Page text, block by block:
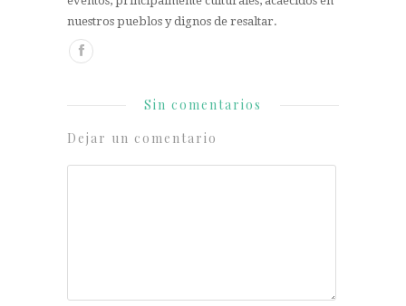
nuestros pueblos y dignos de resaltar.
Sin comentarios
Dejar un comentario